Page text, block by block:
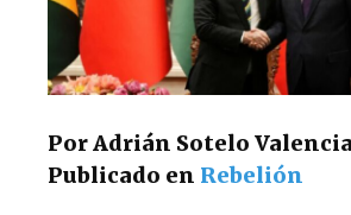
Por Adrián Sotelo Valencia
Publicado en Rebelión